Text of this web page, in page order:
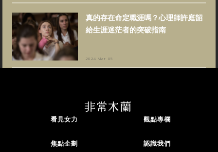
真的存在命定職涯嗎？心理師許庭韶
給生涯迷茫者的突破指南
2024 Mar 05
看見女力 觀點專欄
焦點企劃 認識我們